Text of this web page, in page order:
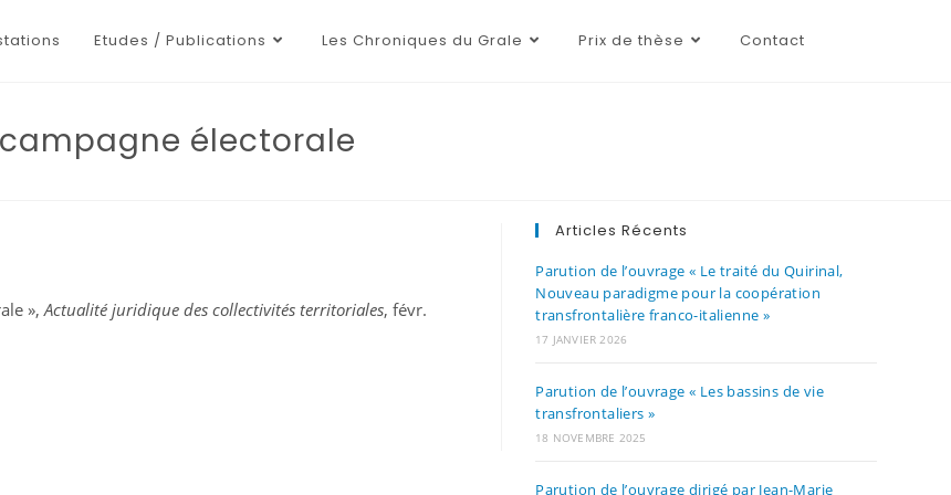
Etudes / Publications Les Chroniques du Grale Prix de thèse Contact
électorale
»,Actualité juridique des collectivités territoriales, févr.
Articles Récents
Parution de l’ouvrage « Le traité du Quirinal,
Nouveau paradigme pour la coopération
transfrontalière franco-italienne »
17 JANVIER 2026
Parution de l’ouvrage « Les bassins de vie
transfrontaliers »
18 NOVEMBRE 2025
Parution de l’ouvrage dirigé par Jean-Marie